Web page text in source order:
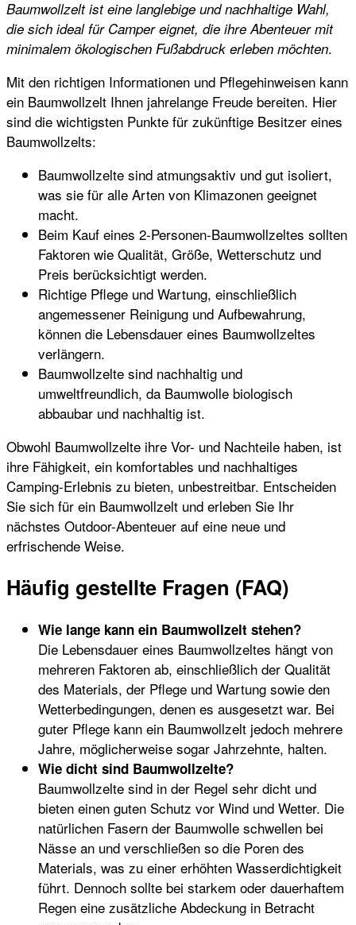
Baumwollzelt ist eine langlebige und nachhaltige Wahl,
die sich ideal für Camper eignet, die ihre Abenteuer mit
minimalem ökologischen Fußabdruck erleben möchten.
Mit den richtigen Informationen und Pflegehinweisen kann
ein Baumwollzelt Ihnen jahrelange Freude bereiten. Hier
sind die wichtigsten Punkte für zukünftige Besitzer eines
Baumwollzelts:
Baumwollzelte sind atmungsaktiv und gut isoliert,
was sie für alle Arten von Klimazonen geeignet
macht.
Beim Kauf eines 2-Personen-Baumwollzeltes sollten
Faktoren wie Qualität, Größe, Wetterschutz und
Preis berücksichtigt werden.
Richtige Pflege und Wartung, einschließlich
angemessener Reinigung und Aufbewahrung,
können die Lebensdauer eines Baumwollzeltes
verlängern.
Baumwollzelte sind nachhaltig und
umweltfreundlich, da Baumwolle biologisch
abbaubar und nachhaltig ist.
Obwohl Baumwollzelte ihre Vor- und Nachteile haben, ist
ihre Fähigkeit, ein komfortables und nachhaltiges
Camping-Erlebnis zu bieten, unbestreitbar. Entscheiden
Sie sich für ein Baumwollzelt und erleben Sie Ihr
nächstes Outdoor-Abenteuer auf eine neue und
erfrischende Weise.
Häufig gestellte Fragen (FAQ)
Wie lange kann ein Baumwollzelt stehen?
Die Lebensdauer eines Baumwollzeltes hängt von
mehreren Faktoren ab, einschließlich der Qualität
des Materials, der Pflege und Wartung sowie den
Wetterbedingungen, denen es ausgesetzt war. Bei
guter Pflege kann ein Baumwollzelt jedoch mehrere
Jahre, möglicherweise sogar Jahrzehnte, halten.
Wie dicht sind Baumwollzelte?
Baumwollzelte sind in der Regel sehr dicht und
bieten einen guten Schutz vor Wind und Wetter. Die
natürlichen Fasern der Baumwolle schwellen bei
Nässe an und verschließen so die Poren des
Materials, was zu einer erhöhten Wasserdichtigkeit
führt. Dennoch sollte bei starkem oder dauerhaftem
Regen eine zusätzliche Abdeckung in Betracht